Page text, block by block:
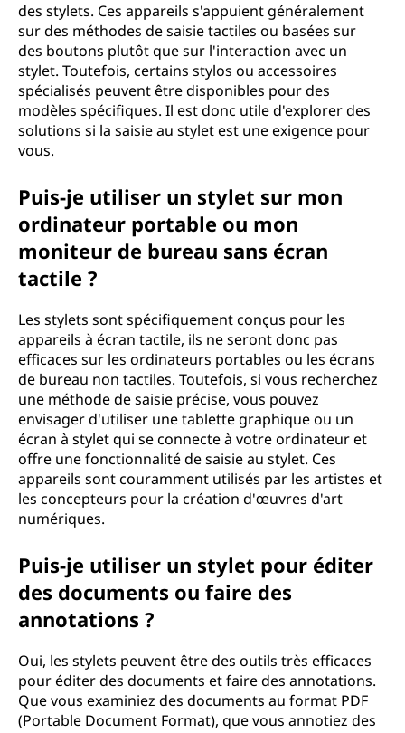
des stylets. Ces appareils s'appuient généralement
sur des méthodes de saisie tactiles ou basées sur
des boutons plutôt que sur l'interaction avec un
stylet. Toutefois, certains stylos ou accessoires
spécialisés peuvent être disponibles pour des
modèles spécifiques. Il est donc utile d'explorer des
solutions si la saisie au stylet est une exigence pour
vous.
Puis-je utiliser un stylet sur mon
ordinateur portable ou mon
moniteur de bureau sans écran
tactile ?
Les stylets sont spécifiquement conçus pour les
appareils à écran tactile, ils ne seront donc pas
efficaces sur les ordinateurs portables ou les écrans
de bureau non tactiles. Toutefois, si vous recherchez
une méthode de saisie précise, vous pouvez
envisager d'utiliser une tablette graphique ou un
écran à stylet qui se connecte à votre ordinateur et
offre une fonctionnalité de saisie au stylet. Ces
appareils sont couramment utilisés par les artistes et
les concepteurs pour la création d'œuvres d'art
numériques.
Puis-je utiliser un stylet pour éditer
des documents ou faire des
annotations ?
Oui, les stylets peuvent être des outils très efficaces
pour éditer des documents et faire des annotations.
Que vous examiniez des documents au format PDF
(Portable Document Format), que vous annotiez des